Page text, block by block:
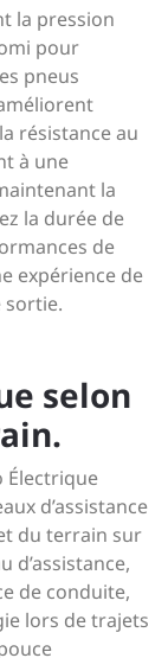
la pression
pour
pneus
résistance au
à une
la
la durée de
de
expérience de
sortie.
selon
Électrique
d’assistance
du terrain sur
d’assistance,
de conduite,
lors de trajets